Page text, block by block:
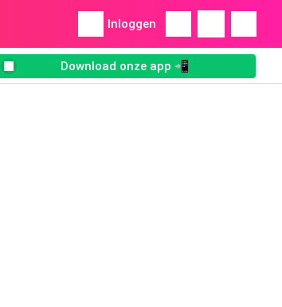
Inloggen
Download onze app 📲